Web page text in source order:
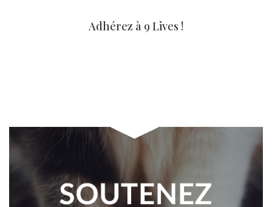
Adhérez à 9 Lives !